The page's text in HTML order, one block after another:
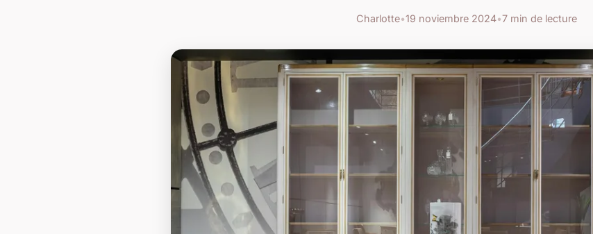
Charlotte•19 noviembre 2024•7 min de lecture